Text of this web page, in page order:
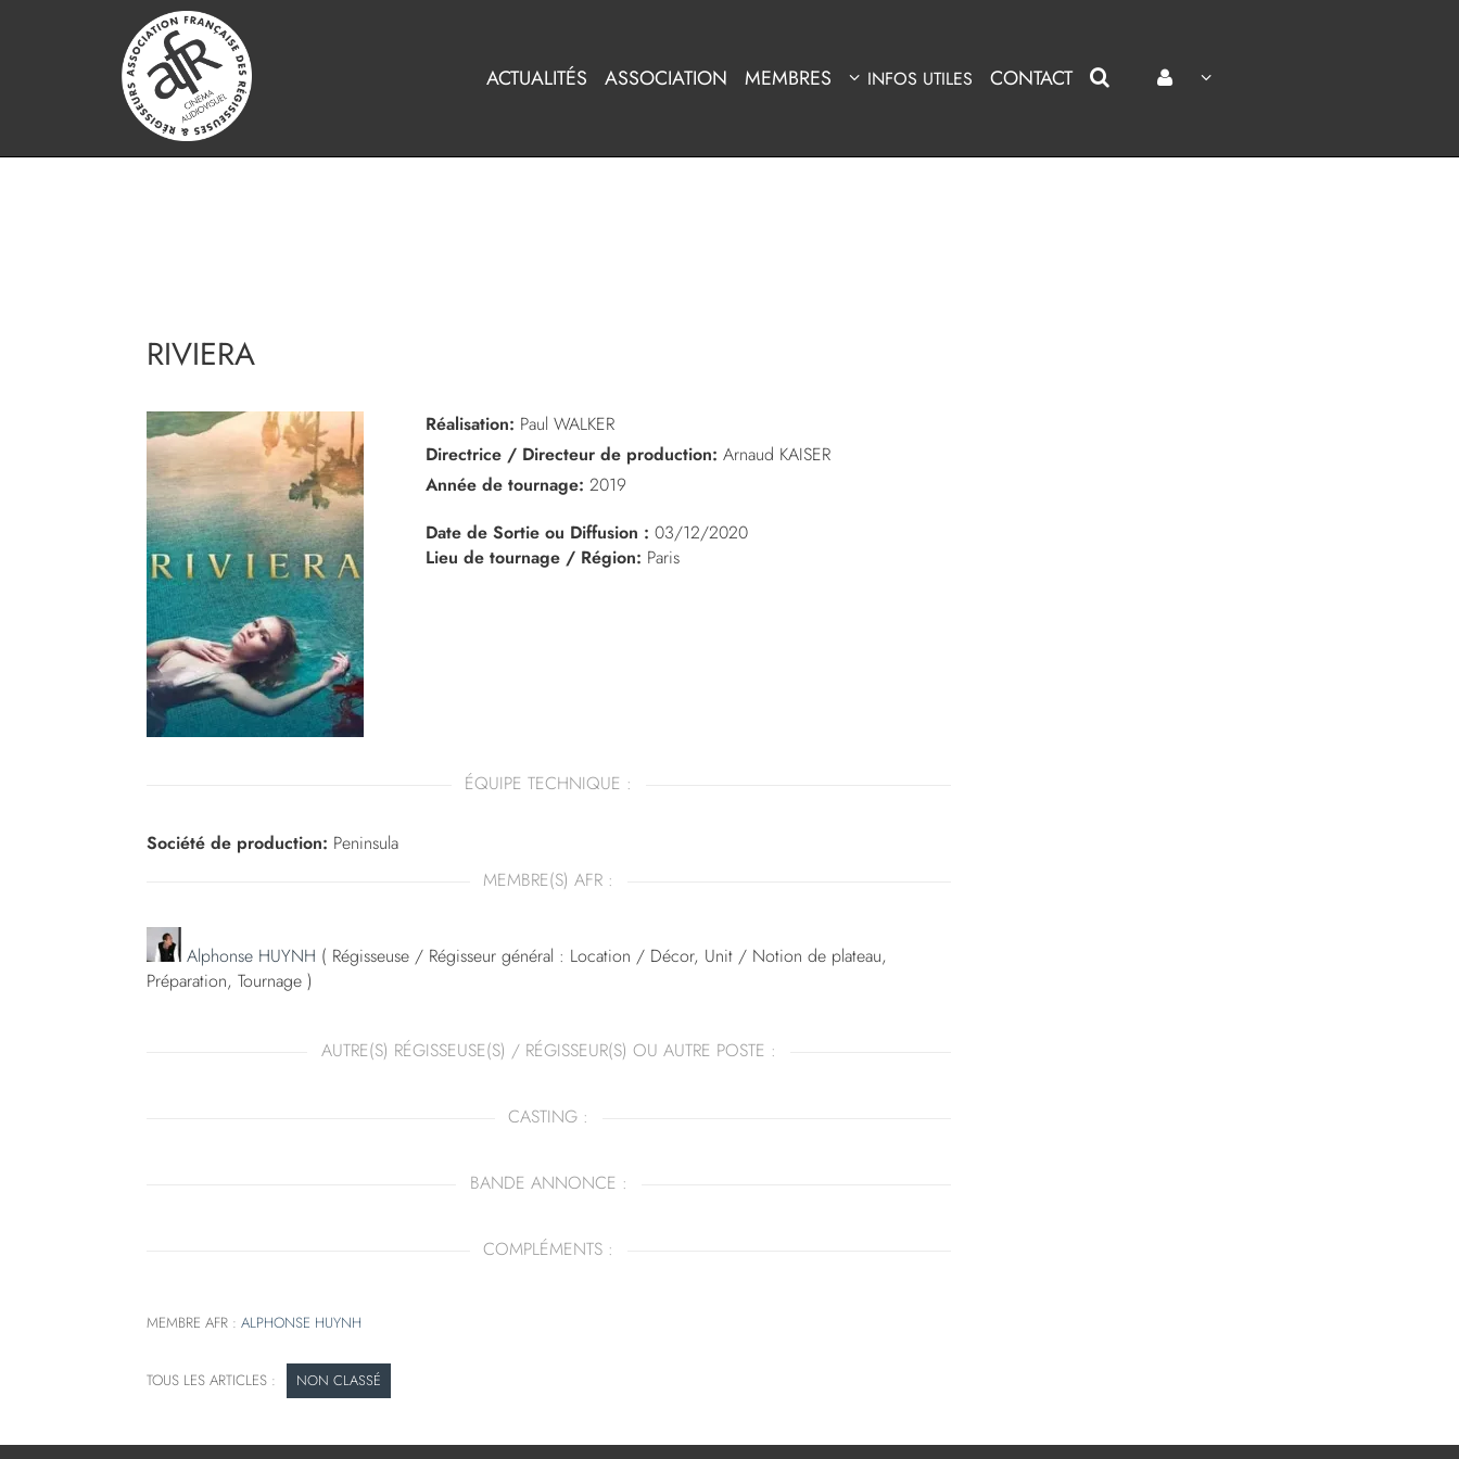
ACTUALITÉS ASSOCIATION MEMBRES INFOS UTILES CONTACT
RIVIERA
Réalisation: Paul WALKER
Directrice / Directeur de production: Arnaud KAISER
Année de tournage: 2019
Date de Sortie ou Diffusion : 03/12/2020
Lieu de tournage / Région: Paris
ÉQUIPE TECHNIQUE :
Société de production: Peninsula
MEMBRE(S) AFR :
Alphonse HUYNH ( Régisseuse / Régisseur général : Location / Décor, Unit / Notion de plateau,
Préparation, Tournage )
AUTRE(S) RÉGISSEUSE(S) / RÉGISSEUR(S) OU AUTRE POSTE :
CASTING :
BANDE ANNONCE :
COMPLÉMENTS :
MEMBRE AFR : ALPHONSE HUYNH
NON CLASSÉ